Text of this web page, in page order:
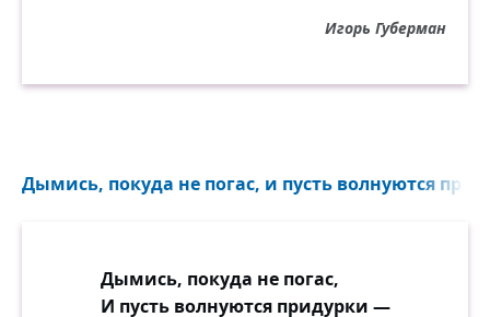
Игорь Губерман
Дымись, покуда не погас, и пусть волнуются
Дымись, покуда не погас,
И пусть волнуются придурки —